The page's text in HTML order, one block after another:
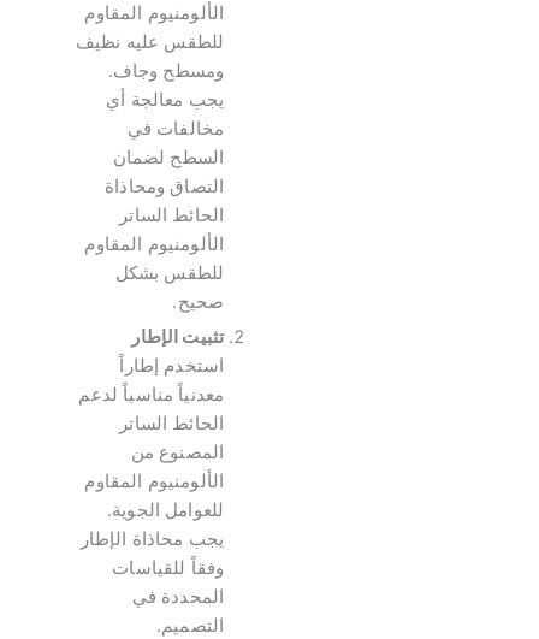
الألومنيوم المقاوم
للطقس عليه نظيف
ومسطح وجاف.
يجب معالجة أي
مخالفات في
السطح لضمان
التصاق ومحاذاة
الحائط الساتر
الألومنيوم المقاوم
للطقس بشكل
صحيح.
تثبيت الإطار
استخدم إطاراً
معدنياً مناسباً لدعم
الحائط الساتر
المصنوع من
الألومنيوم المقاوم
للعوامل الجوية.
يجب محاذاة الإطار
وفقاً للقياسات
المحددة في
التصميم.